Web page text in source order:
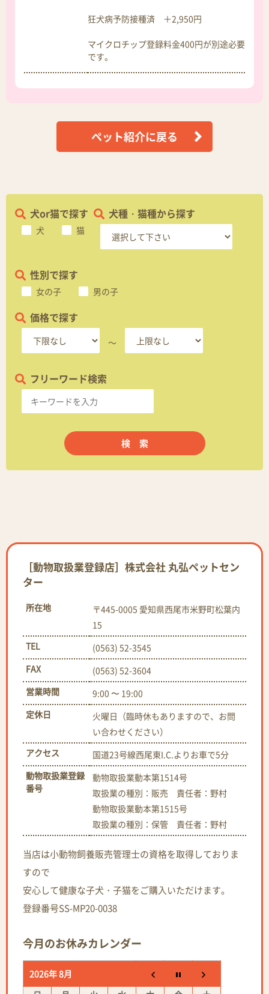
狂犬病予防接種済 ＋2,950円
マイクロチップ登録料金400円が別途必要
です。
ペット紹介に戻る
犬or猫で探す
犬 猫
犬種・猫種から探す
性別で探す
女の子 男の子
価格で探す
～
フリーワード検索
［動物取扱業登録店］株式会社 丸弘ペットセン
ター
所在地
〒445-0005 愛知県西尾市米野町松葉内
15
TEL
(0563) 52-3545
FAX
(0563) 52-3604
営業時間
9:00 〜 19:00
定休日
火曜日（臨時休もありますので、お問
い合わせください）
アクセス
国道23号線西尾東I.C.よりお車で5分
動物取扱業登録
番号
動物取扱業動本第1514号
取扱業の種別：販売 責任者：野村
動物取扱業動本第1515号
取扱業の種別：保管 責任者：野村
当店は小動物飼養販売管理士の資格を取得しておりま
すので
安心して健康な子犬・子猫をご購入いただけます。
登録番号SS-MP20-0038
今月のお休みカレンダー
2026年 8月